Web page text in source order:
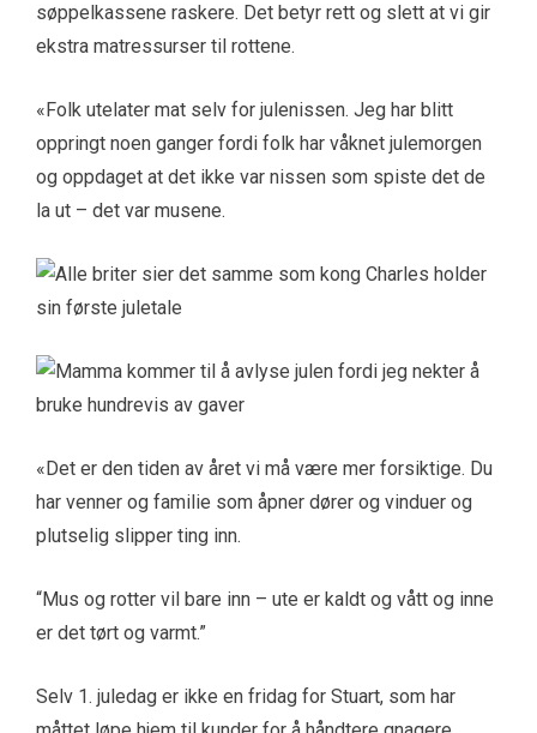
søppelkassene raskere. Det betyr rett og slett at vi gir
ekstra matressurser til rottene.
«Folk utelater mat selv for julenissen. Jeg har blitt
oppringt noen ganger fordi folk har våknet julemorgen
og oppdaget at det ikke var nissen som spiste det de
la ut – det var musene.
«Det er den tiden av året vi må være mer forsiktige. Du
har venner og familie som åpner dører og vinduer og
plutselig slipper ting inn.
“Mus og rotter vil bare inn – ute er kaldt og vått og inne
er det tørt og varmt.”
Selv 1. juledag er ikke en fridag for Stuart, som har